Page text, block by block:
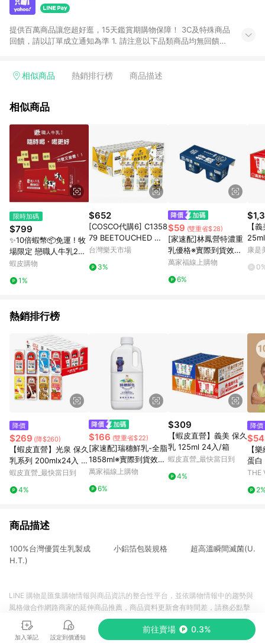
提供百萬商品讓您超好逛，15天鑑賞期購物保障！ 3C及特殊商品
回饋，請以訂單成立通知為準 1. 請注意以下品類商品均無回饋：
電玩/遊戲/相機/單眼/鏡頭/拍立得 [2024/6/1起適用] -內接硬
的購回饋活動享Yahoo超贈點回饋者 - 購物中心商店之商品：商
3. 訂單回饋金額將扣除運費/購物金/超贈點/福利金/紅利折抵/折
價券等虛擬貨幣折抵 4. 大宗採購或批發轉賣不具回饋資格： 如
有相關事證認定您為大宗採購、批發轉賣而非最終消費使用者，
相關認定以Yahoo購物中心之認定為準
相似商品 熱銷排行榜 商品描述
相似商品
限時加碼
$799
✨10倍蝦幣📦免運 ! 牧
場限定 戀職人牛乳200
mlx24入 保久乳 快樂
元 箱購#丹丹批發網
蝦皮購物
1%
$652
[COSCO代購6] C1358
79 BEETOUCHED 蜜
蜂工坊蜂蜜牛奶 每瓶2
台灣樂天市場
3%
$59 (雙重省$28)
[家速配]林鳳營特濃重
乳優格※實際到貨效期
約4天以上
萬家福線上購物
6%
【
商直
康是
熱銷排行榜
降價
$269 (降$260)
【蝦皮直營】光泉 保久
乳系列 200mlx24入 全
脂/低脂/低脂高鈣/高
蘋果 牛奶 保久乳
蝦皮直營_最快當日到
4%
$166 (雙重省$22)
[家速配]瑞穗鮮乳-全脂
1858ml※實際到貨效期
約4天以上
萬家福線上購物
6%
$309
【蝦皮直營】義美 保久
乳 125ml 24入/箱
蝦皮直營_最快當日到
4%
降價
【
蛋白
漿
THE
商品描述
100%台灣優質生乳製成 小鋁箔包裝規格 超高溫瞬間滅菌(U.
H.T.)
加入筆記 設定到價通知
前往賣場 0.3%
LINE 購物是匯集購物情報與商品資訊的整合性平台，並依購物情報中的趨勢與
風格做合作網路商家的延伸商品推薦，商品資料更新會有時間差，請務必點擊
商品至各合作網路商家，確認現售價與購物條件，一切資訊以合作廠商網頁為
準。